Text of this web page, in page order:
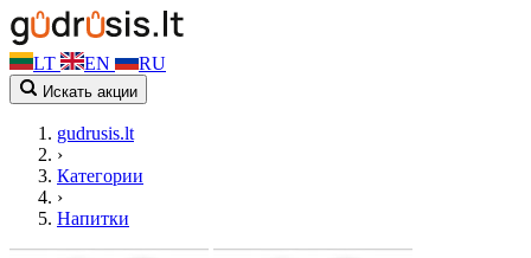
LT EN RU
Искать акции
gudrusis.lt
›
Категории
›
Напитки